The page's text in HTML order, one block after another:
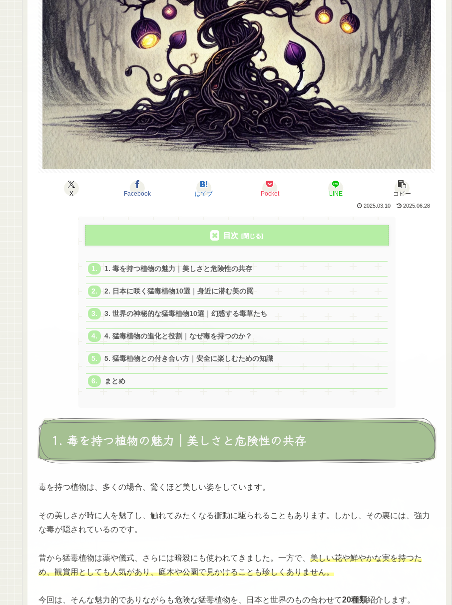
X Facebook はてブ Pocket LINE コピー
2025.03.10 2025.06.28
目次
1. 毒を持つ植物の魅力｜美しさと危険性の共存
2. 日本に咲く猛毒植物10選｜身近に潜む美の罠
3. 世界の神秘的な猛毒植物10選｜幻惑する毒草たち
4. 猛毒植物の進化と役割｜なぜ毒を持つのか？
5. 猛毒植物との付き合い方｜安全に楽しむための知識
まとめ
1. 毒を持つ植物の魅力｜美しさと危険性の共存
毒を持つ植物は、多くの場合、驚くほど美しい姿をしています。
その美しさが時に人を魅了し、触れてみたくなる衝動に駆られることもあります。しかし、その裏には、強力
な毒が隠されているのです。
昔から猛毒植物は薬や儀式、さらには暗殺にも使われてきました。一方で、 美しい花や鮮やかな実を持つた
め、観賞用としても人気があり、庭木や公園で見かけることも珍しくありません。
今回は、そんな魅力的でありながらも危険な猛毒植物を、日本と世界のもの合わせて20種類紹介します。